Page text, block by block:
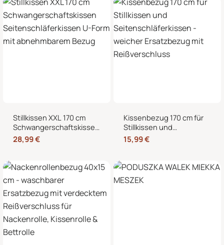
Stillkissen XXL 170 cm
Schwangerschaftskissen
Seitenschläferkissen U-
Form mit abnehmbarem
28,99€
Kissenbezug 170 cm für
Stillkissen und
Seitenschläferkissen –
weicher Ersatzbezug mit
15,99€